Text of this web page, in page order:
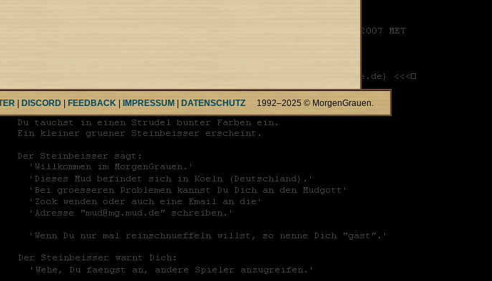
DISCORD FEEDBACK IMPRESSUM DATENSCHUTZ 1992–2025 © MorgenGrauen.